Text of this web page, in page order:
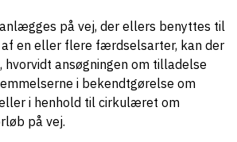
på vej, der ellers benyttes til
en eller flere færdselsarter, kan der
ansøgningen om tilladelse
i bekendtgørelse om
i henhold til cirkulæret om
på vej.